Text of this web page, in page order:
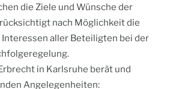
die Ziele und Wünsche der
nach Möglichkeit die
aller Beteiligten bei der
in Karlsruhe berät und
Angelegenheiten: